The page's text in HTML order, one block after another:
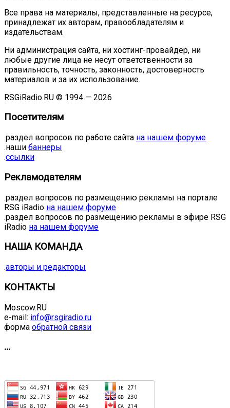
Все права на материалы, представленные на ресурсе,
принадлежат их авторам, правообладателям и
издательствам.
Ни администрация сайта, ни хостинг-провайдер, ни
любые другие лица не несут ответственности за
правильность, точность, законность, достоверность
материалов и за их использование.
RSGiRadio.RU © 1994 — 2026
Посетителям
.раздел вопросов по работе сайта на нашем форуме
.наши баннеры
.ссылки
Рекламодателям
.раздел вопросов по размещению рекламы на портале
RSG iRadio на нашем форуме
.раздел вопросов по размещению рекламы в эфире RSG
iRadio на нашем форуме
НАША КОМАНДА
.авторы и редакторы
КОНТАКТЫ
Moscow.RU
e-mail: info@rsgiradio.ru
форма обратной связи
…